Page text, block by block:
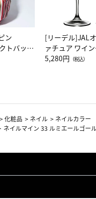
ン
トバッグ
LC）ス
[リーデル]JAL
ァチュア ワイ
ト（レッドワイ
5,280円 （税込）
>化粧品 > ネイル > ネイルカラー
ネイルマイン 33 ルミエールゴー